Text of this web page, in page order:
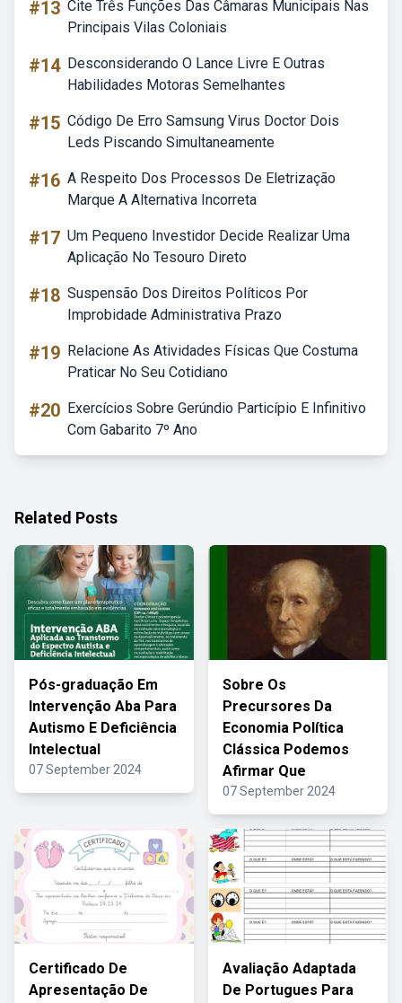
#13 Cite Três Funções Das Câmaras Municipais Nas
Principais Vilas Coloniais
#14 Desconsiderando O Lance Livre E Outras
Habilidades Motoras Semelhantes
#15 Código De Erro Samsung Virus Doctor Dois
Leds Piscando Simultaneamente
#16 A Respeito Dos Processos De Eletrização
Marque A Alternativa Incorreta
#17 Um Pequeno Investidor Decide Realizar Uma
Aplicação No Tesouro Direto
#18 Suspensão Dos Direitos Políticos Por
Improbidade Administrativa Prazo
#19 Relacione As Atividades Físicas Que Costuma
Praticar No Seu Cotidiano
#20 Exercícios Sobre Gerúndio Particípio E Infinitivo
Com Gabarito 7º Ano
Related Posts
Pós-graduação Em
Intervenção Aba Para
Autismo E Deficiência
Intelectual
07 September 2024
Sobre Os
Precursores Da
Economia Política
Clássica Podemos
Afirmar Que
07 September 2024
Certificado De
Apresentação De
Avaliação Adaptada
De Portugues Para